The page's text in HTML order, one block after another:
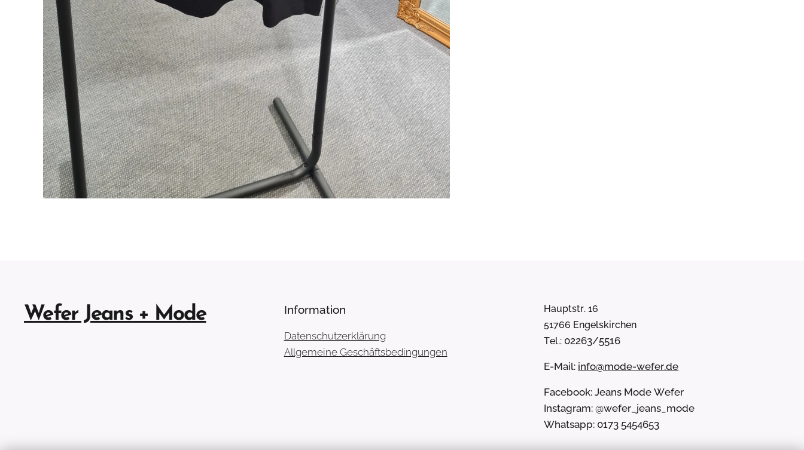
Wefer Jeans + Mode Information
Datenschutzerklärung
Allgemeine Geschäftsbedingungen
Hauptstr. 16
51766 Engelskirchen
Tel.: 02263/5516
E-Mail: info@mode-wefer.de
Facebook: Jeans Mode Wefer
Instagram: @wefer_jeans_mode
Whatsapp: 0173 5454653